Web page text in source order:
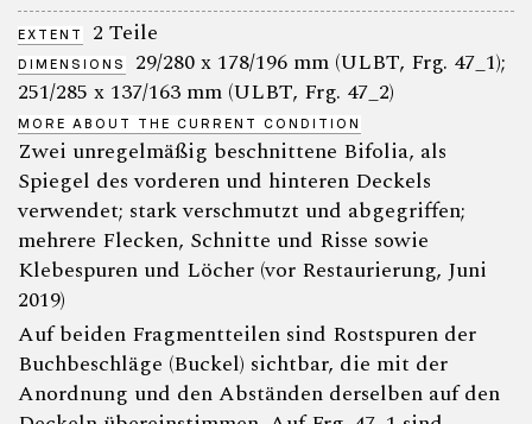
EXTENT 2 Teile
DIMENSIONS
29/280 x 178/196 mm (ULBT, Frg. 47_1);
251/285 x 137/163 mm (ULBT, Frg. 47_2)
MORE ABOUT THE CURRENT CONDITION
Zwei unregelmäßig beschnittene Bifolia, als
Spiegel des vorderen und hinteren Deckels
verwendet; stark verschmutzt und abgegriffen;
mehrere Flecken, Schnitte und Risse sowie
Klebespuren und Löcher (vor Restaurierung, Juni
2019)
Auf beiden Fragmentteilen sind Rostspuren der
Buchbeschläge (Buckel) sichtbar, die mit der
Anordnung und den Abständen derselben auf den